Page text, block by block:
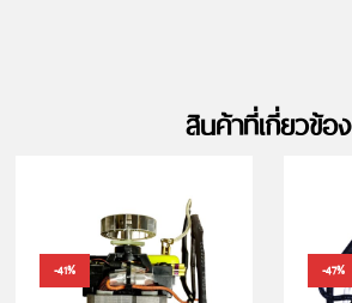
สินค้าที่เกี่ยวข้อง
-41% -47%